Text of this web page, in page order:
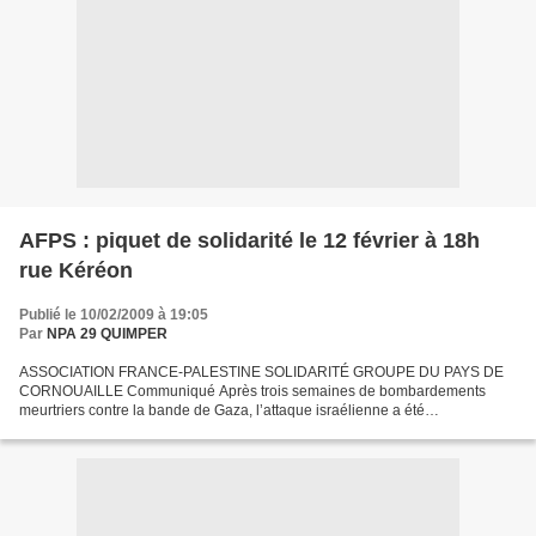
AFPS : piquet de solidarité le 12 février à 18h
rue Kéréon
Publié le 10/02/2009 à 19:05
Par NPA 29 QUIMPER
ASSOCIATION FRANCE-PALESTINE SOLIDARITÉ GROUPE DU PAYS DE
CORNOUAILLE Communiqué Après trois semaines de bombardements
meurtriers contre la bande de Gaza, l’attaque israélienne a été